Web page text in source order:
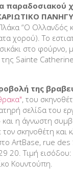
παραδοσιακού
“O Oλλανδός
χορού). Το
στο φούρνο,
Sainte
της
, του
σελίδα του
η άγνωστη
σκηνοθέτη και
ΑrtBase, rue des
20. Τιμή
Κουντούπη.